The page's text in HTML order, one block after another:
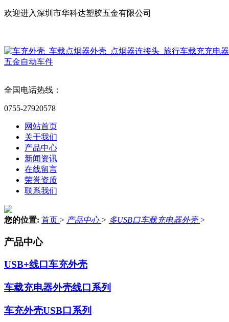
欢迎进入深圳市华科达塑胶五金有限公司
全国电话热线：
0755-27920578
网站首页
关于我们
产品中心
新闻资讯
在线留言
荣誉资质
联系我们
您的位置: 首页 > 产品中心 > 多USB口车载充电器外壳>
产品中心
USB+线口车充外壳
车载充电器外壳线口系列
车充外壳USB口系列